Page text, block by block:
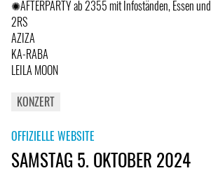
✺AFTERPARTY ab 2355 mit Infoständen, Essen und
2RS
AZIZA
KA-RABA
LEILA MOON
KONZERT
OFFIZIELLE WEBSITE
SAMSTAG 5. OKTOBER 2024